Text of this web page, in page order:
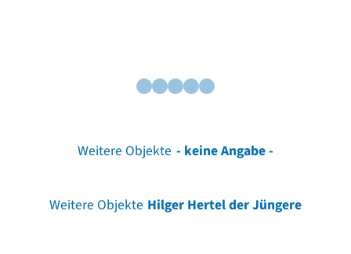
Weitere Objekte - keine Angabe -
Weitere Objekte Hilger Hertel der Jüngere